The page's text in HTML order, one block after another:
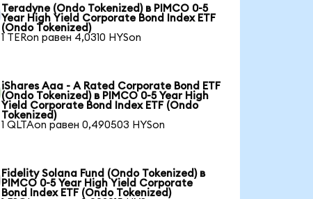
Teradyne (Ondo Tokenized) в PIMCO 0-5
Year High Yield Corporate Bond Index ETF
(Ondo Tokenized)
1 TERon равен 4,0310 HYSon
iShares Aaa - A Rated Corporate Bond ETF
(Ondo Tokenized) в PIMCO 0-5 Year High
Yield Corporate Bond Index ETF (Ondo
Tokenized)
1 QLTAon равен 0,490503 HYSon
Fidelity Solana Fund (Ondo Tokenized) в
PIMCO 0-5 Year High Yield Corporate
Bond Index ETF (Ondo Tokenized)